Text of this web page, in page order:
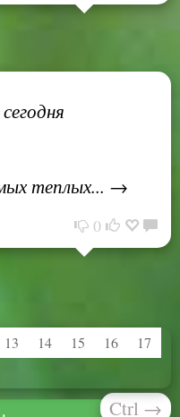
теплых... →
0
13 14 15 16 17
Ctrl →